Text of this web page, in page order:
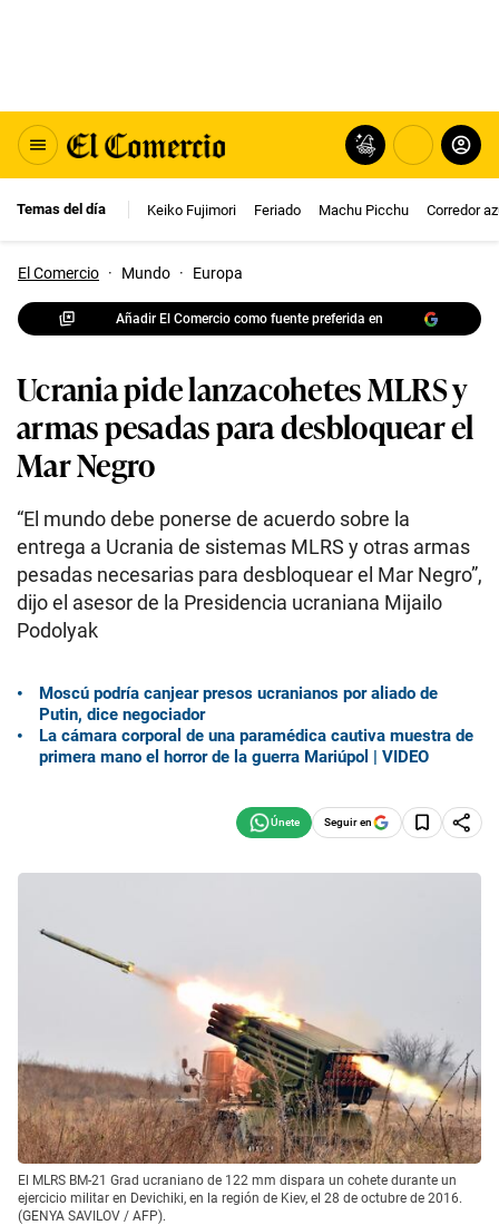
Temas del día Keiko Fujimori Feriado Machu Picchu Corredor
El Comercio · Mundo · Europa
Añadir El Comercio como fuente preferida en
Ucrania pide lanzacohetes MLRS y
armas pesadas para desbloquear el
Mar Negro
“El mundo debe ponerse de acuerdo sobre la
entrega a Ucrania de sistemas MLRS y otras armas
pesadas necesarias para desbloquear el Mar Negro”,
dijo el asesor de la Presidencia ucraniana Mijailo
Podolyak
Moscú podría canjear presos ucranianos por aliado de
Putin, dice negociador
La cámara corporal de una paramédica cautiva muestra de
primera mano el horror de la guerra Mariúpol | VIDEO
Seguir en
El MLRS BM-21 Grad ucraniano de 122 mm dispara un cohete durante un
ejercicio militar en Devichiki, en la región de Kiev, el 28 de octubre de 2016.
(GENYA SAVILOV / AFP).